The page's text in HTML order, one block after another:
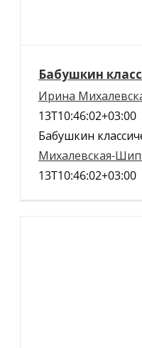
Бабушкин
Ирина
13T10:46:02+03:00
Бабушкин
Михалевская-
13T10:46:02+03:00